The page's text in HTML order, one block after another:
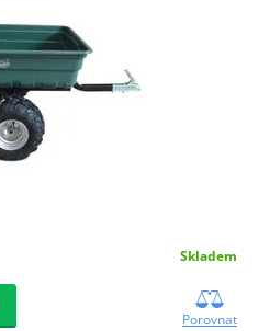
Skladem
Porovnat